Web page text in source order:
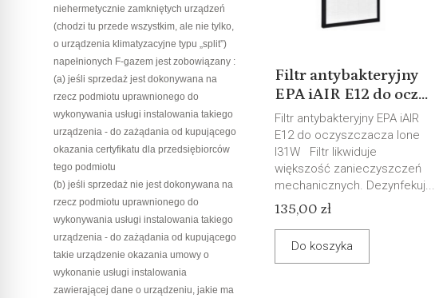
Filtr antybakteryjny
EPA iAIR E12 do ocz...
Filtr antybakteryjny EPA iAIR
E12 do oczyszczacza Ione
I31W Filtr likwiduje
większość zanieczyszczeń
mechanicznych. Dezynfekuj...
135,00 zł
Do koszyka
niehermetycznie zamkniętych urządzeń
(chodzi tu przede wszystkim, ale nie tylko,
o urządzenia klimatyzacyjne typu „split”)
napełnionych F-gazem jest zobowiązany :
(a) jeśli sprzedaż jest dokonywana na
rzecz podmiotu uprawnionego do
wykonywania usługi instalowania takiego
urządzenia - do zażądania od kupującego
okazania certyfikatu dla przedsiębiorców
tego podmiotu
(b) jeśli sprzedaż nie jest dokonywana na
rzecz podmiotu uprawnionego do
wykonywania usługi instalowania takiego
urządzenia - do zażądania od kupującego
takie urządzenie okazania umowy o
wykonanie usługi instalowania
zawierającej dane o urządzeniu, jakie ma